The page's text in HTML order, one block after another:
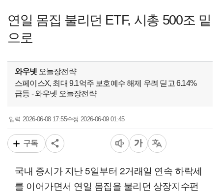
연일 몸집 불리던 ETF, 시총 500조 밑
으로
와우넷 오늘장전략
스페이스X, 최대 9.1억주 보호예수 해제 우려 딛고 6.14%
급등 - 와우넷 오늘장전략
입력2026-06-08 17:55수정 2026-06-09 01:45
구독
국내 증시가 지난 5일부터 2거래일 연속 하락세
를 이어가면서 연일 몸집을 불리던 상장지수펀